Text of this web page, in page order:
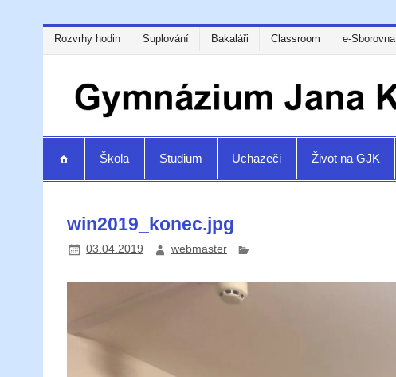
Rozvrhy hodin Suplování Bakaláři Classroom e-Sborovna
Škola Studium Uchazeči Život na GJK
win2019_konec.jpg
03.04.2019 webmaster